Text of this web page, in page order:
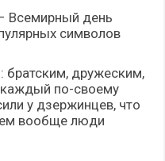
Всемирный день
символов
дружеским,
по-своему
у дзержинцев, что
вообще люди